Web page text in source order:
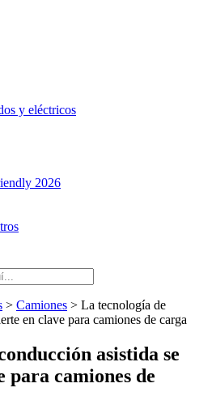
y eléctricos
2026
> Camiones > La tecnología de
en clave para camiones de carga
asistida se
para camiones de